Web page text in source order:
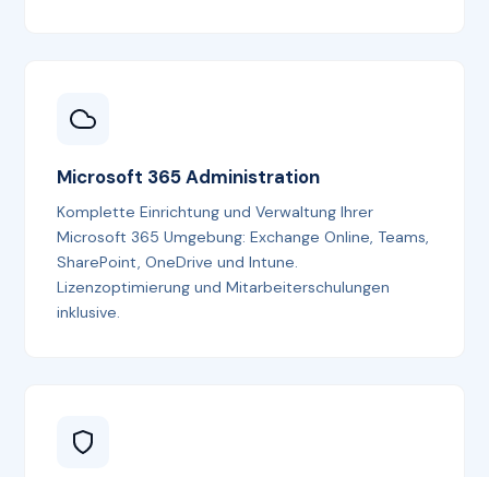
Microsoft 365 Administration
Komplette Einrichtung und Verwaltung Ihrer
Microsoft 365 Umgebung: Exchange Online, Teams,
SharePoint, OneDrive und Intune.
Lizenzoptimierung und Mitarbeiterschulungen
inklusive.